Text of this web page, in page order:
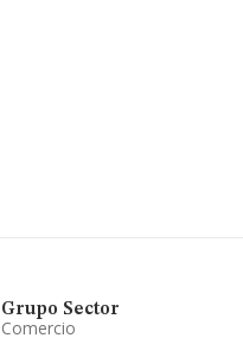
Grupo Sector
Comercio